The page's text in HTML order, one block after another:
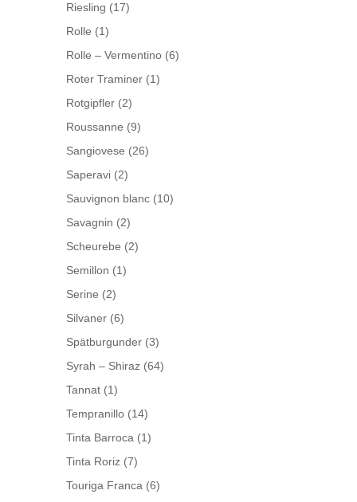
Riesling (17)
Rolle (1)
Rolle – Vermentino (6)
Roter Traminer (1)
Rotgipfler (2)
Roussanne (9)
Sangiovese (26)
Saperavi (2)
Sauvignon blanc (10)
Savagnin (2)
Scheurebe (2)
Semillon (1)
Serine (2)
Silvaner (6)
Spätburgunder (3)
Syrah – Shiraz (64)
Tannat (1)
Tempranillo (14)
Tinta Barroca (1)
Tinta Roriz (7)
Touriga Franca (6)